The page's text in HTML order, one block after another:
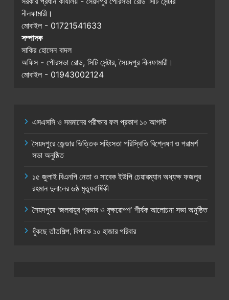
নীলফামারী।
মোবাইল - 01721541633
সম্পাদক
সাকির হোসেন বাদল
অফিস - পৌরসভা রোড, সিটি সেন্টার, সৈয়দপুর নীলফামারী।
মোবাইল - 01943002124
এসএসসি ও সমমানের পরীক্ষার ফল প্রকাশ ১০ আগস্ট
সৈয়দপুরে জেন্ডার ভিত্তিক সহিংসতা পরিস্থিতি বিশ্লেষণ ও পরামর্শ
সভা অনুষ্ঠিত
১৫ জুলাই বিএনপি নেতা ও সাবেক ইউপি চেয়ারম্যান অধ্যক্ষ ফজলুর
রহমান দুলালের ৬ষ্ঠ মৃত্যুবার্ষিকী
সৈয়দপুরে ‘জলবায়ুর প্রভাব ও বৃক্ষরোপণ’ শীর্ষক আলোচনা সভা অনুষ্ঠিত
ধুঁকছে তাঁতশিল্প, বিপাকে ১০ হাজার পরিবার